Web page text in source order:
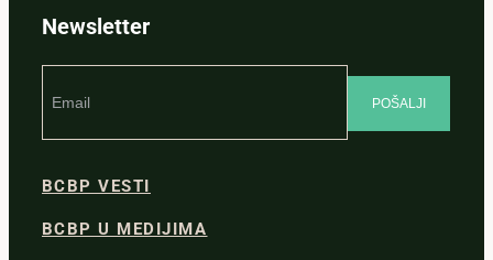
Newsletter
BCBP VESTI
BCBP U MEDIJIMA